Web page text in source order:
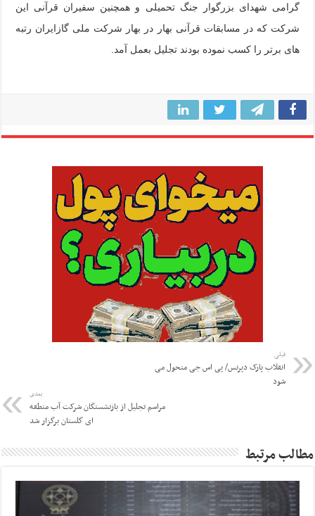
گرامی شهدای بزرگوار جنگ تحمیلی و همچنین سفیران قرآنی این
شرکت که در مسابقات قرآنی بهار در بهار شرکت ملی گازایران رتبه
های برتر را کسب نموده بودند تجلیل بعمل آمد.
قبلی
انقلاب پارک دپرنس/ پی اس جی متحول می
شود
بعدی
مراسم تجلیل از بازنشستگان شرکت آب منطقه
ای گلستان برگزار شد
مطالب مرتبط